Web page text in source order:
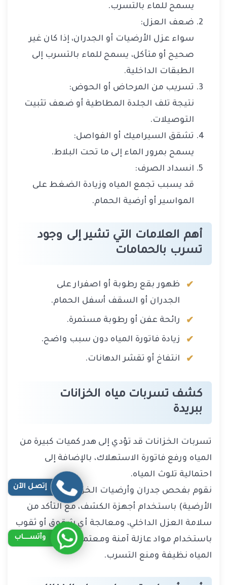
يسمح للماء بالتسرب.
ضعف العزل:
سواء عزل الأرضيات أو الجدران، إذا كان غير
صحيح أو متآكل، يسمح للماء بالتسرب إلى
الطبقات الداخلية.
تسريب من المرحاض أو الحوض:
نتيجة تلف الجلدة المطاطية أو ضعف تثبيت
التوصيلات.
تشقق السيراميك أو الفواصل:
يسمح بمرور الماء إلى ما تحت البلاط.
انسداد الصرف:
قد يسبب تجمع المياه وزيادة الضغط على
المواسير أو أرضية الحمام.
أهم العلامات التي تشير إلى وجود
تسرب بالحمامات
ظهور بقع رطوبة أو اصفرار على
الجدران أو السقف أسفل الحمام.
رائحة عفن أو رطوبة مستمرة.
زيادة فاتورة المياه دون سبب واضح.
انتفاخ أو تقشر الدهانات.
كشف تسربات مياه الخزانات
ببريدة
تسربات الخزانات قد تؤدي إلى هدر كميات كبيرة من
المياه ورفع فاتورة الاستهلاك، بالإضافة إلى
احتمالية تلوث المياه.
نقوم بفحص جدران وأرضيات الخزانات (الفوقية أو
الأرضية) باستخدام أجهزة الكشف، مع التأكد من
سلامة العزل الداخلي، ومعالجة أي شقوق أو ثقوب
باستخدام مواد عازلة آمنة ومعتمدة، لضمان حفظ
المياه نظيفة ومنع التسرب.
إتصـل الآن
وآتســــاب